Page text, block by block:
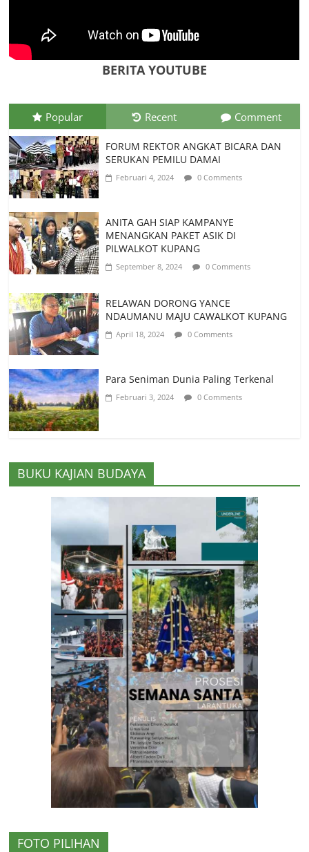
PEMKAB MANGGARAI BARAT
MEMELIHARA LOCE UNTUK
Juli 22, 2026 0 Comments
BERITA YOUTUBE
Popular Recent Comment
FORUM REKTOR ANGKAT BICARA DAN
SERUKAN PEMILU DAMAI
Februari 4, 2024 0 Comments
ANITA GAH SIAP KAMPANYE
MENANGKAN PAKET ASIK DI
PILWALKOT KUPANG
September 8, 2024 0 Comments
RELAWAN DORONG YANCE
NDAUMANU MAJU CAWALKOT KUPANG
April 18, 2024 0 Comments
Para Seniman Dunia Paling Terkenal
Februari 3, 2024 0 Comments
BUKU KAJIAN BUDAYA
FOTO PILIHAN